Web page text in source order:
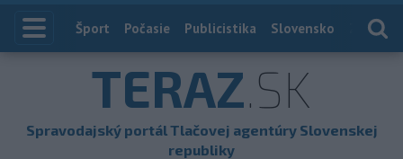
Index
Šport Počasie Publicistika Slovensko
TERAZ.SK
Spravodajský portál Tlačovej agentúry Slovenskej
republiky